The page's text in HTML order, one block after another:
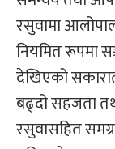
रसुवामा
नियमित रूपमा
देखिएको
बढ्दो सहजता
रसुवासहित समग्र